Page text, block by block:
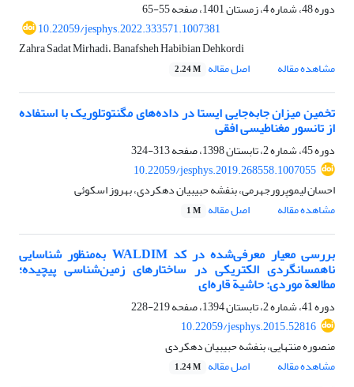
دوره 48، شماره 4، زمستان 1401، صفحه
55-65
10.22059/jesphys.2022.333571.1007381
Zahra Sadat Mirhadi، Banafsheh Habibian Dehkordi
مشاهده مقاله
اصل مقاله 2.24 M
تخمین میزان جابه‌جایی ایستا در داده‌های مگنتوتلوریک با استفاده
از تانسور مغناطیسی افقی
دوره 45، شماره 2، تابستان 1398، صفحه
313-324
10.22059/jesphys.2019.268558.1007055
احسان لیموپرورجهرمی، بنفشه حبیبیان دهکردی، بهروز اسکوئی
مشاهده مقاله
اصل مقاله 1 M
بررسی معیار معرفی‌شده در کد WALDIM به‌منظور شناسایی
ناهمسانگردی الکتریکی در ساختارهای زمین‌شناسی پیچیده؛
مطالعة موردی: حاشیة قاره‌ای
دوره 41، شماره 2، تابستان 1394، صفحه
219-228
10.22059/jesphys.2015.52816
منصوره منتهایی، بنفشه حبیبیان دهکردی
مشاهده مقاله
اصل مقاله 1.24 M